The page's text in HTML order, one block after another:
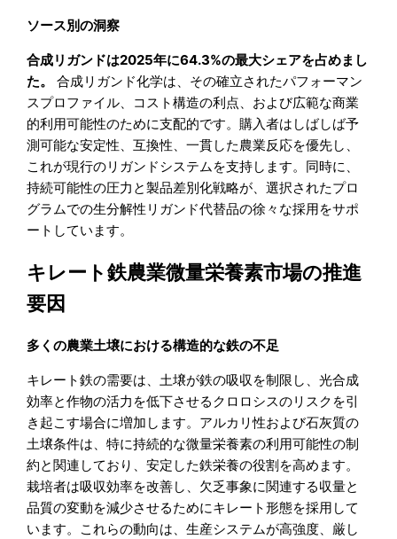
ソース別の洞察
合成リガンドは2025年に64.3%の最大シェアを占めまし
た。
合成リガンド化学は、その確立されたパフォーマン
スプロファイル、コスト構造の利点、および広範な商業
的利用可能性のために支配的です。購入者はしばしば予
測可能な安定性、互換性、一貫した農業反応を優先し、
これが現行のリガンドシステムを支持します。同時に、
持続可能性の圧力と製品差別化戦略が、選択されたプロ
グラムでの生分解性リガンド代替品の徐々な採用をサポ
ートしています。
キレート鉄農業微量栄養素市場の推進
要因
多くの農業土壌における構造的な鉄の不足
キレート鉄の需要は、土壌が鉄の吸収を制限し、光合成
効率と作物の活力を低下させるクロロシスのリスクを引
き起こす場合に増加します。アルカリ性および石灰質の
土壌条件は、特に持続的な微量栄養素の利用可能性の制
約と関連しており、安定した鉄栄養の役割を高めます。
栽培者は吸収効率を改善し、欠乏事象に関連する収量と
品質の変動を減少させるためにキレート形態を採用して
います。これらの動向は、生産システムが高強度、厳し